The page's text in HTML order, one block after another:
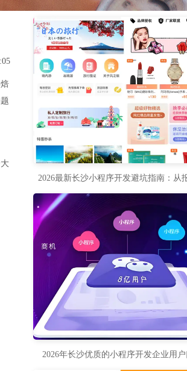
2026最新长沙小程序开发避坑指南：从
2026年长沙优质的小程序开发企业用